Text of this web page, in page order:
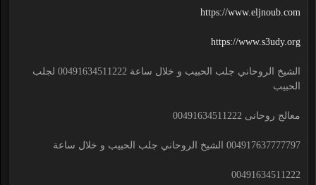
https://www.eljnoub.com
https://www.s3udy.org
الشيخ الروحاني جلب الحبيب و خلال ساعة 00491634511222 لجلب
الحبيب
معالج روحانى 00491634511222
004917637777797 الشيخ الروحاني جلب الحبيب و خلال ساعة
00491634511222